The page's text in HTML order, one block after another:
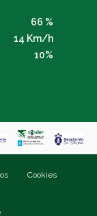
66 %
14 Km/h
10%
Cookies